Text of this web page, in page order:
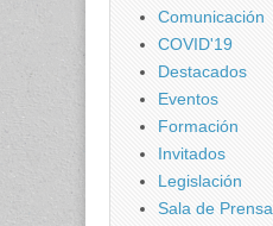
Comunicación
COVID'19
Destacados
Eventos
Formación
Invitados
Legislación
Sala de Prensa